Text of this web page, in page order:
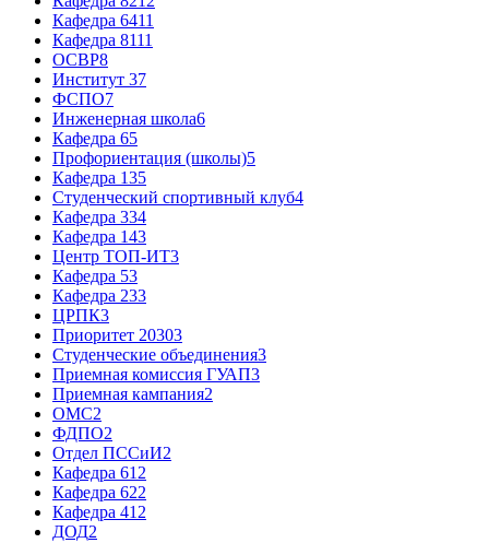
Кафедра 6411
Кафедра 8111
ОСВР8
Институт 37
ФСПО7
Инженерная школа6
Кафедра 65
Профориентация (школы)5
Кафедра 135
Студенческий спортивный клуб4
Кафедра 334
Кафедра 143
Центр ТОП-ИТ3
Кафедра 53
Кафедра 233
ЦРПК3
Приоритет 20303
Студенческие объединения3
Приемная комиссия ГУАП3
Приемная кампания2
ОМС2
ФДПО2
Отдел ПССиИ2
Кафедра 61 2
Кафедра 622
Кафедра 41 2
ДОД2